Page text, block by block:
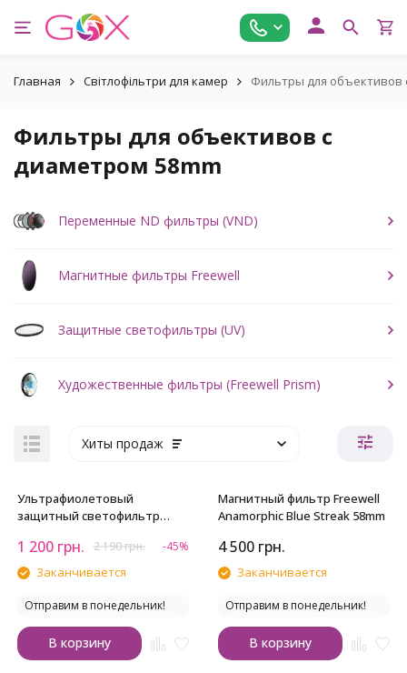
Главная Світлофільтри для камер Фильтры для объективов
Фильтры для объективов с
диаметром 58mm
Переменные ND фильтры (VND)
Магнитные фильтры Freewell
Защитные светофильтры (UV)
Художественные фильтры (Freewell Prism)
Хиты продаж
Ультрафиолетовый
защитный светофильтр
1 200 грн. 2 190грн. -45%
Заканчивается
Отправим в понедельник!
В корзину
Магнитный фильтр Freewell
Anamorphic Blue Streak 58mm
4 500 грн.
Заканчивается
Отправим в понедельник!
В корзину